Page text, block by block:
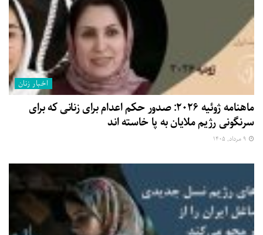
اخبار زنان
ماهنامه ژوئیه ۲۰۲۶: صدور حکم اعدام برای زنانی که برای
سرنگونی رژیم ملایان به پا خاسته اند